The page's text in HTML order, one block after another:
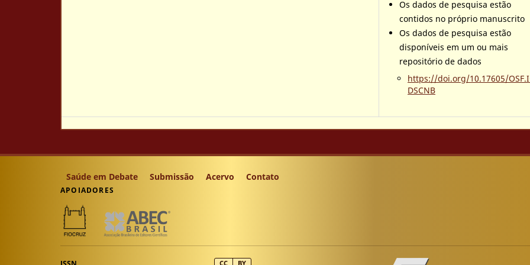
Os dados de pesquisa estão
contidos no próprio manuscrito
Os dados de pesquisa estão
disponíveis em um ou mais
repositório de dados
https://doi.org/10.17605/
DSCNB
Saúde em Debate Submissão Acervo Contato
APOIADORES
CC BY